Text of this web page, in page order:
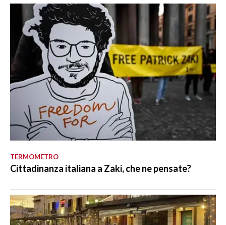
TERMOMETRO
Cittadinanza italiana a Zaki, che ne pensate?